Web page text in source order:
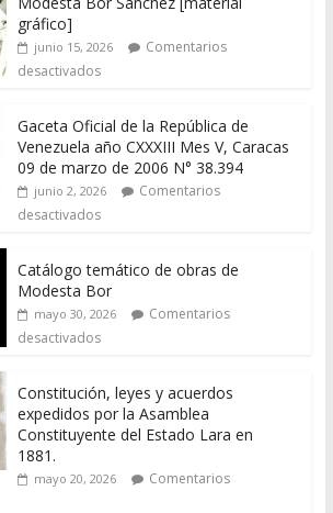
gráfico]
junio 15, 2026
Comentarios
desactivados
Gaceta Oficial de la República de
Venezuela año CXXXIII Mes V, Caracas
09 de marzo de 2006 N° 38.394
junio 2, 2026
Comentarios
desactivados
Catálogo temático de obras de
Modesta Bor
mayo 30, 2026
Comentarios
desactivados
Constitución, leyes y acuerdos
expedidos por la Asamblea
Constituyente del Estado Lara en
1881.
mayo 20, 2026
Comentarios